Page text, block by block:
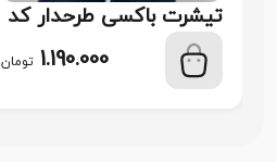
تیشرت باکسی طرحدار کد
119
1.190.000 تومان